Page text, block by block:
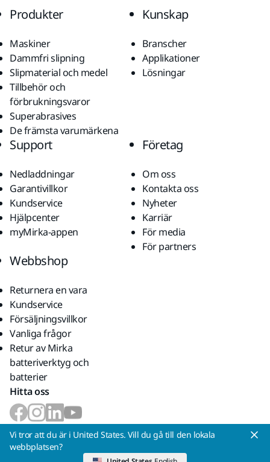
Produkter
Maskiner
Dammfri slipning
Slipmaterial och medel
Tillbehör och
förbrukningsvaror
Superabrasives
De främsta varumärkena
Kunskap
Branscher
Applikationer
Lösningar
Support
Nedladdningar
Garantivillkor
Kundservice
Hjälpcenter
myMirka-appen
Företag
Om oss
Kontakta oss
Nyheter
Karriär
För media
För partners
Webbshop
Returnera en vara
Kundservice
Försäljningsvillkor
Vanliga frågor
Retur av Mirka
batteriverktyg och
batterier
Hitta oss
Vi accepterar
Vi tror att du är i United States. Vill du gå till den lokala
webbplatsen?